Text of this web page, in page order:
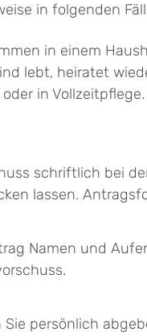
in folgenden
in einem
lebt, heiratet
in Vollzeitpflege.
schriftlich bei
lassen.
Namen und
persönlich